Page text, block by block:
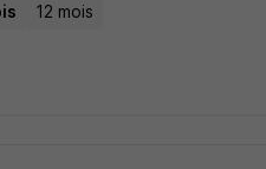
12 mois